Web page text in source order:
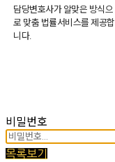
담당변호사가 알맞은 방식으
로 맞춤 법률서비스를 제공합
니다.
비밀번호
목록보기